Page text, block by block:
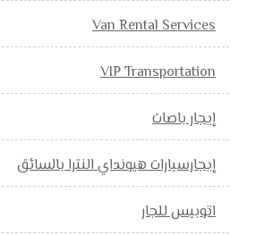
Van Rental Services
VIP Transportation
إيجار باصات
إيجارسيارات هيونداي النترا بالسائق
اتوبيس للجار